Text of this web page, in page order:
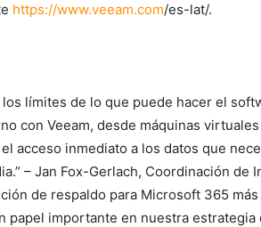
https://www.veeam.com/es-lat/.
límites de lo que puede hacer el
con Veeam, desde máquinas
acceso inmediato a los datos que
– Jan Fox-Gerlach, Coordinación de
de respaldo para Microsoft 365
papel importante en nuestra estrategia